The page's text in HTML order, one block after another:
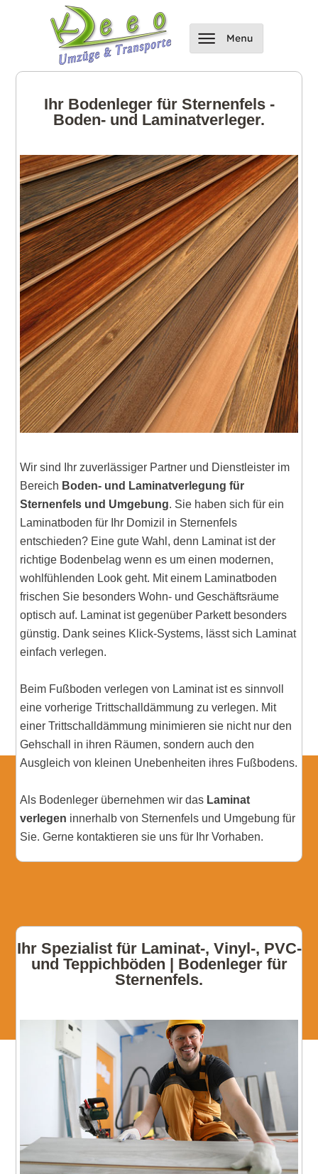
Ihr Bodenleger für Sternenfels -
Boden- und Laminatverleger.
Wir sind Ihr zuverlässiger Partner und Dienstleister im
Bereich Boden- und Laminatverlegung für
Sternenfels und Umgebung. Sie haben sich für ein
Laminatboden für Ihr Domizil in Sternenfels
entschieden? Eine gute Wahl, denn Laminat ist der
richtige Bodenbelag wenn es um einen modernen,
wohlfühlenden Look geht. Mit einem Laminatboden
frischen Sie besonders Wohn- und Geschäftsräume
optisch auf. Laminat ist gegenüber Parkett besonders
günstig. Dank seines Klick-Systems, lässt sich Laminat
einfach verlegen.
Beim Fußboden verlegen von Laminat ist es sinnvoll
eine vorherige Trittschalldämmung zu verlegen. Mit
einer Trittschalldämmung minimieren sie nicht nur den
Gehschall in ihren Räumen, sondern auch den
Ausgleich von kleinen Unebenheiten ihres Fußbodens.
Als Bodenleger übernehmen wir das Laminat
verlegen innerhalb von Sternenfels und Umgebung für
Sie. Gerne kontaktieren sie uns für Ihr Vorhaben.
Ihr Spezialist für Laminat-, Vinyl-, PVC-
und Teppichböden | Bodenleger für
Sternenfels.